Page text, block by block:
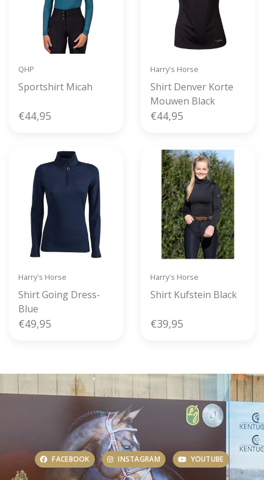
QHP
Sportshirt Micah
€44,95
Harry's Horse
Shirt Denver Korte
Mouwen Black
€44,95
Harry's Horse
Shirt Going Dress-
Blue
€49,95
Harry's Horse
Shirt Kufstein Black
€39,95
FACEBOOK INSTAGRAM YOUTUBE